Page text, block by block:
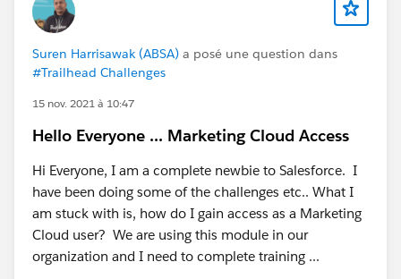
Suren Harrisawak (ABSA) a posé une question dans
#Trailhead Challenges
15 nov. 2021 à 10:47
Hello Everyone ... Marketing Cloud Access
Hi Everyone, I am a complete newbie to Salesforce. I
have been doing some of the challenges etc.. What I
am stuck with is, how do I gain access as a Marketing
Cloud user? We are using this module in our
organization and I need to complete training ...